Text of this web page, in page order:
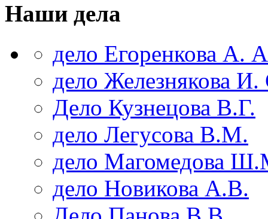
Наши дела
дело Егоренкова А.
дело Железнякова И.
Дело Кузнецова В.Г.
дело Легусова В.М.
дело Магомедова
дело Новикова А.В.